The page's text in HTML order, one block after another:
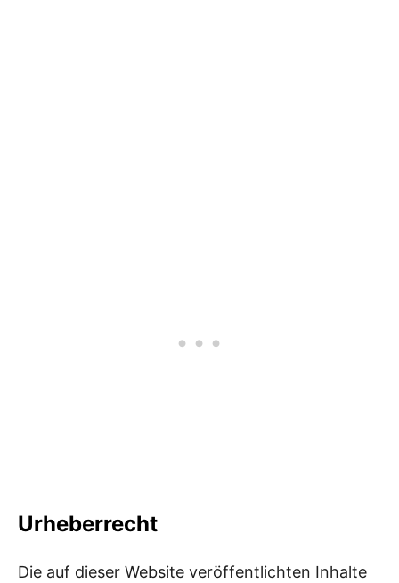
Urheberrecht
Die auf dieser Website veröffentlichten Inhalte